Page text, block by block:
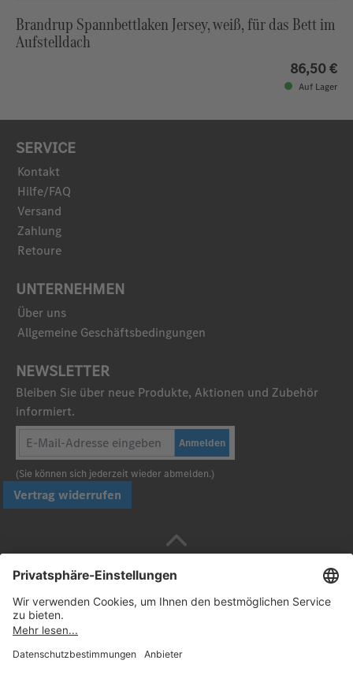
Brandrup Spannbettlaken Jersey, weiß, für das Bett im
Aufstelldach
86,50 €
Auf Lager
SERVICE
Kontakt
Hilfe/FAQ
Versand
Zahlung
Retoure
UNTERNEHMEN
Über uns
Allgemeine Geschäftsbedingungen
NEWSLETTER
Bleiben Sie über neue Produkte, Aktionen und Zubehör
informiert.
Anmelden
(Sie können sich jederzeit wieder abmelden.)
Vertrag widerrufen
Sicher bezahlen mit